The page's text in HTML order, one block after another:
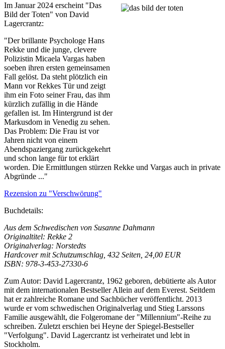
Im Januar 2024 erscheint "Das
Bild der Toten" von David
Lagercrantz:
"Der brillante Psychologe Hans
Rekke und die junge, clevere
Polizistin Micaela Vargas haben
soeben ihren ersten gemeinsamen
Fall gelöst. Da steht plötzlich ein
Mann vor Rekkes Tür und zeigt
ihm ein Foto seiner Frau, das ihm
kürzlich zufällig in die Hände
gefallen ist. Im Hintergrund ist der
Markusdom in Venedig zu sehen.
Das Problem: Die Frau ist vor
Jahren nicht von einem
Abendspaziergang zurückgekehrt
und schon lange für tot erklärt
worden. Die Ermittlungen stürzen Rekke und Vargas auch in private
Abgründe ...​"
Rezension zu "Verschwörung"
Buchdetails:
Aus dem Schwedischen von Susanne Dahmann
Originaltitel: Rekke 2
Originalverlag: Norstedts
Hardcover mit Schutzumschlag, 432 Seiten, 24,00 EUR
ISBN: 978-3-453-27330-6
Zum Autor: David Lagercrantz, 1962 geboren, debütierte als Autor
mit dem internationalen Bestseller Allein auf dem Everest. Seitdem
hat er zahlreiche Romane und Sachbücher veröffentlicht. 2013
wurde er vom schwedischen Originalverlag und Stieg Larssons
Familie ausgewählt, die Folgeromane der "Millennium"-Reihe zu
schreiben. Zuletzt erschien bei Heyne der Spiegel-Bestseller
"Verfolgung". David Lagercrantz ist verheiratet und lebt in
Stockholm.